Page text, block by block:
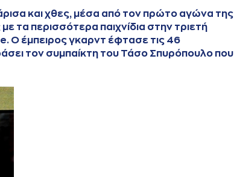
και χθες, μέσα από τον πρώτο αγώνα της
τα περισσότερα παιχνίδια στην τριετή
Ο έμπειρος γκαρντ έφτασε τις 46
τον συμπαίκτη του Τάσο Σπυρόπουλο που